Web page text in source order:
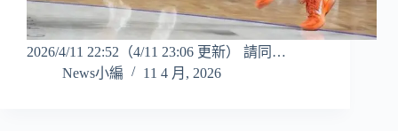
2026/4/11 22:52（4/11 23:06 更新） 請同…
News小編
11 4 月, 2026